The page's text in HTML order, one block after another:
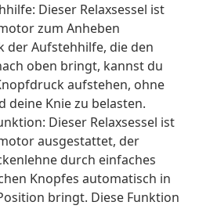
Dieser Relaxsessel ist
zum Anheben
der Aufstehhilfe, die den
oben bringt, kannst du
aufstehen, ohne
deine Knie zu belasten.
Dieser Relaxsessel ist
ausgestattet, der
durch einfaches
Knopfes automatisch in
bringt. Diese Funktion